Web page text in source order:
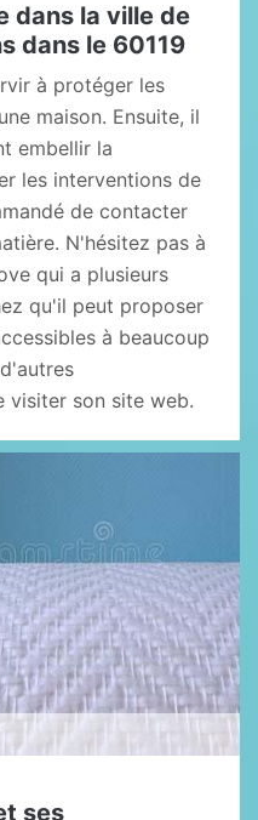
dans la ville de
dans le 60119
à protéger les
maison. Ensuite, il
embellir la
les interventions de
de contacter
N'hésitez pas à
qui a plusieurs
qu'il peut proposer
à beaucoup
visiter son site web.
ses